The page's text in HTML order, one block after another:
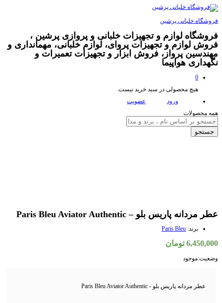
فروشگاه خلبانی پرشین
فروشگاه لوازم و تجهیزات خلبانی و پروازی پرشین ،
فروش لوازم و تجهیزات پروای، لوازم خلبانی، مهمانداری و
مهندسین پرواز، فروش ابزار و تجهیزات تعمیرات و
نگهداری هواپیما
0
هیچ محصولی در سبد خرید نیست.
ورود
عضویت
همه محصولات
جستجو
عطر مردانه پاریس بلو – Paris Bleu Aviator Authentic
برند: Paris Bleu
6,450,000 تومان
وضعیت:موجود
عطر مردانه پاریس بلو - Paris Bleu Aviator Authentic